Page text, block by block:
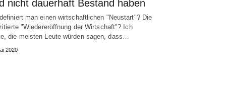
nicht dauerhaft Bestand haben
man einen wirtschaftlichen "Neustart"? Die
"Wiedereröffnung der Wirtschaft"? Ich
die meisten Leute würden sagen, dass…
2020